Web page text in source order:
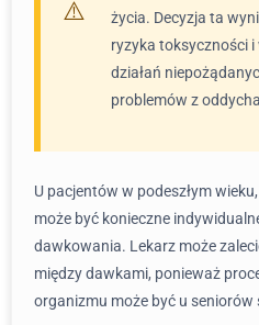
życia. Decyzja ta
ryzyka toksyczności
działań
problemów z
U pacjentów w podeszłym
może być konieczne
dawkowania. Lekarz może
między dawkami, ponieważ
organizmu może być u seniorów